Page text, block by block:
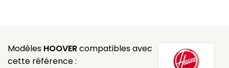
Modèles HOOVERcompatibles avec
cette référence :